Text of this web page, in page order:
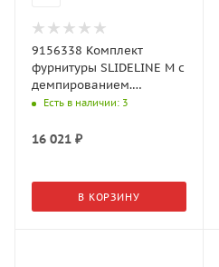
9156338 Комплект
фурнитуры SLIDELINE M с
демпированием.
деревянные двери
Есть в наличии: 3
16 021 ₽
В КОРЗИНУ